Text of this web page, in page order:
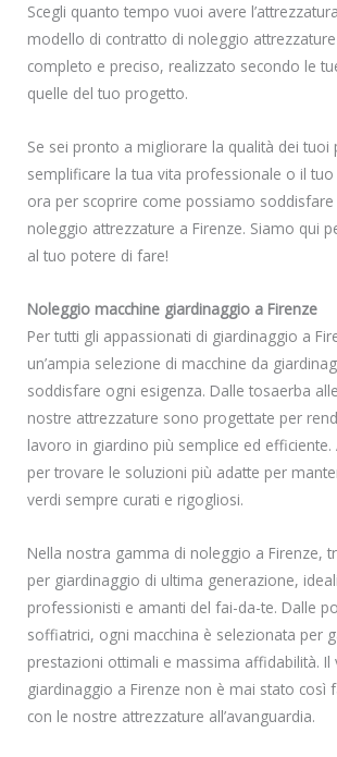
Scegli quanto tempo vuoi avere
modello di contratto di noleggio
completo e preciso, realizzato secondo le
quelle del tuo progetto.
Se sei pronto a migliorare la qualità dei tuoi
semplificare la tua vita professionale o il
ora per scoprire come possiamo soddisfare
noleggio attrezzature a Firenze. Siamo qui
al tuo potere di fare!
Noleggio macchine giardinaggio a Firenze
Per tutti gli appassionati di giardinaggio a
un’ampia selezione di macchine da
soddisfare ogni esigenza. Dalle tosaerba alle
nostre attrezzature sono progettate per
lavoro in giardino più semplice ed
per trovare le soluzioni più adatte per
verdi sempre curati e rigogliosi.
Nella nostra gamma di noleggio a Firenze,
per giardinaggio di ultima generazione,
professionisti e amanti del fai-da-te. Dalle
soffiatrici, ogni macchina è selezionata per
prestazioni ottimali e massima affidabilità. Il
giardinaggio a Firenze non è mai stato così
con le nostre attrezzature all’avanguardia.